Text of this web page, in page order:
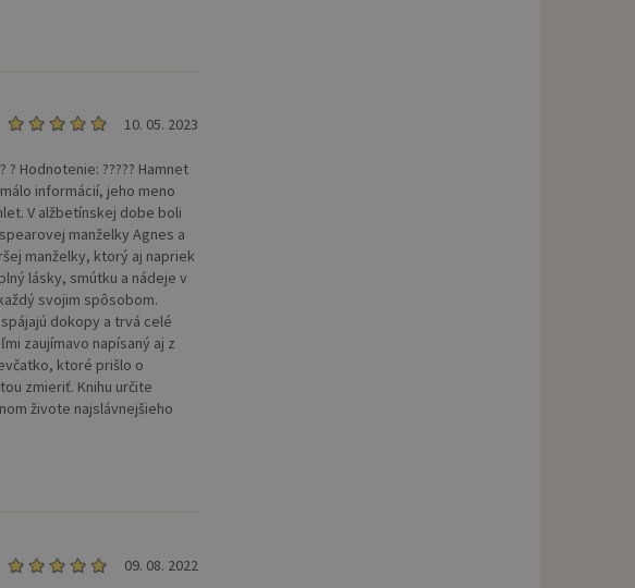
10. 05. 2023
? Hodnotenie: ????? Hamnet
informácií, jeho meno
V alžbetínskej dobe boli
manželky Agnes a
manželky, ktorý aj napriek
lásky, smútku a nádeje v
svojim spôsobom.
dokopy a trvá celé
zaujímavo napísaný aj z
ktoré prišlo o
zmieriť. Knihu určite
živote najslávnejšieho
09. 08. 2022